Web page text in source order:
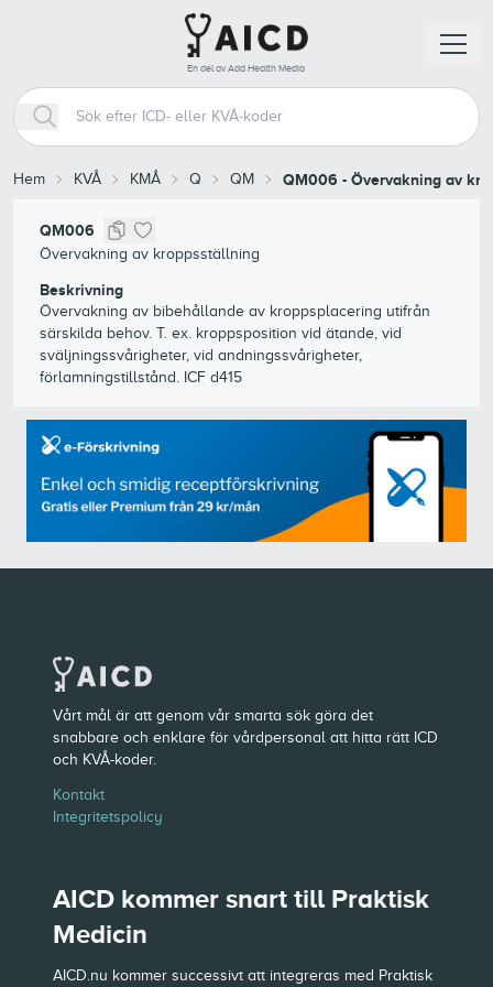
En del av Add Health Media
Hem KVÅ KMÅ Q QM QM006 - Övervakning av
QM006
Övervakning av kroppsställning
Beskrivning
Övervakning av bibehållande av kroppsplacering utifrån
särskilda behov. T. ex. kroppsposition vid ätande, vid
sväljningssvårigheter, vid andningssvårigheter,
förlamningstillstånd. ICF d415
Vårt mål är att genom vår smarta sök göra det
snabbare och enklare för vårdpersonal att hitta rätt ICD
och KVÅ-koder.
Kontakt
Integritetspolicy
AICD kommer snart till Praktisk
Medicin
AICD.nu kommer successivt att integreras med Praktisk